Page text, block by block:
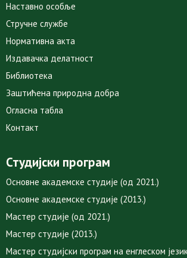
Наставно особље
Стручне службе
Нормативна акта
Издавачка делатност
Библиотека
Заштићена природна добра
Огласна табла
Контакт
Студијски програм
Основне академске студије (од 2021.)
Основне академске студије (2013.)
Мастер студије (од 2021.)
Мастер студије (2013.)
Мастер студијски програм на енглеском